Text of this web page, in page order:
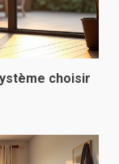
choisir